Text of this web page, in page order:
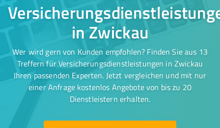
in Zwickau
Wer wird gern von Kunden empfohlen? Finden Sie aus 13
Treffern für Versicherungsdienstleistungen in Zwickau
Ihren passenden Experten. Jetzt vergleichen und mit nur
einer Anfrage kostenlos Angebote von bis zu 20
Dienstleistern erhalten.